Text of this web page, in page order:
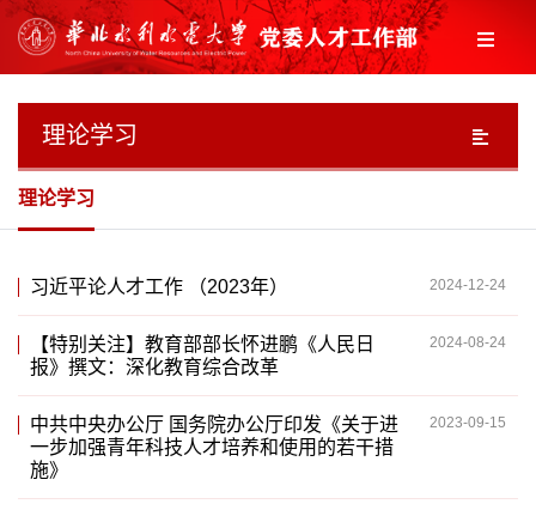
理论学习
理论学习
习近平论人才工作 （2023年） 2024-12-24
【特别关注】教育部部长怀进鹏《人民日
报》撰文：深化教育综合改革
2024-08-24
中共中央办公厅 国务院办公厅印发《关于进
一步加强青年科技人才培养和使用的若干措
施》
2023-09-15